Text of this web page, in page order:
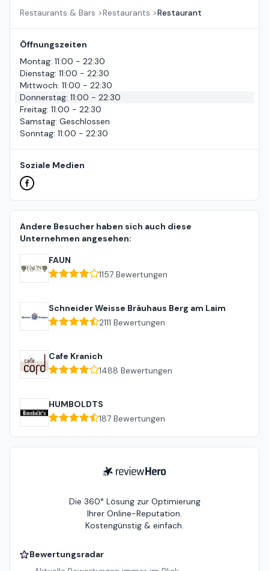
Restaurants & Bars >Restaurants >Restaurant
Öffnungszeiten
Montag: 11:00 - 22:30
Dienstag: 11:00 - 22:30
Mittwoch: 11:00 - 22:30
Donnerstag: 11:00 - 22:30
Freitag: 11:00 - 22:30
Samstag: Geschlossen
Sonntag: 11:00 - 22:30
Soziale Medien
Andere Besucher haben sich auch diese
Unternehmen angesehen:
FAUN
1157 Bewertungen
Schneider Weisse Bräuhaus Berg am Laim
2111 Bewertungen
Cafe Kranich
1488 Bewertungen
HUMBOLDTS
187 Bewertungen
ReviewHero
Die 360° Lösung zur Optimierung
Ihrer Online-Reputation.
Kostengünstig & einfach.
Bewertungsradar